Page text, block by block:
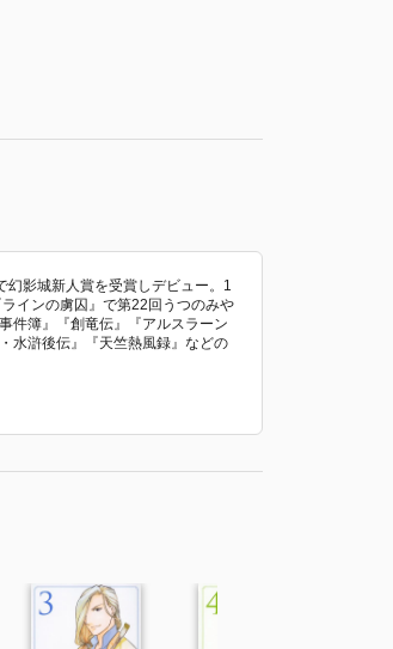
影城新人賞を受賞しデビュー。1
インの虜囚』で第22回うつのみや
件簿』『創竜伝』『アルスラーン
水滸後伝』『天竺熱風録』などの